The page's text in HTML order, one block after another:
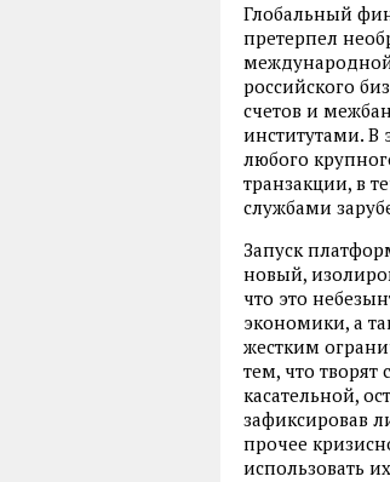
Глобальный
претерпел
российского
счетов и
институтами. В
любого
транзакции, в
службами
Запуск
новый,
что это
экономики, а
жестким
тем, что
касательной,
зафиксировав
прочее
использовать